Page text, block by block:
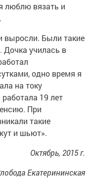
люблю вязать и
выросли. Были такие
Дочка училась в
одно время я
на току
19 лет
При
такие
и шьют».
Октябрь, 2015 г.
Екатерининская